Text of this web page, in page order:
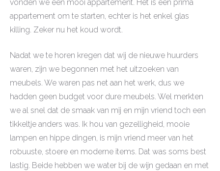
vonden we een mooi appartement. Het is een prima
appartement om te starten, echter is het enkel glas
killing. Zeker nu het koud wordt.
Nadat we te horen kregen dat wij de nieuwe huurders
waren, zijn we begonnen met het uitzoeken van
meubels. We waren pas net aan het werk, dus we
hadden geen budget voor dure meubels. Wel merkten
we al snel dat de smaak van mij en mijn vriend toch een
tikkeltje anders was. Ik hou van gezelligheid, mooie
lampen en hippe dingen, is mijn vriend meer van het
robuuste, stoere en moderne items. Dat was soms best
lastig. Beide hebben we water bij de wijn gedaan en met